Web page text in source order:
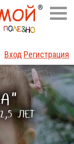
Вход Регистрация
ЛЕТ